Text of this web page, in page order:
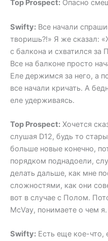
Top Prospect: Опасно
Swifty: Все начали
творишь?!» Я же сказал:
с балкона и схватился
Все на балконе просто
Еле держимся за него, а
все начали кричать. А
еле удерживаясь.
Top Prospect: Хочется
слушая D12, будь то
больше новые конечно,
порядком поднадоели,
делать дальше, как мне
сложностями, как они
вот в случае с Полом.
McVay, понимаете о чем
Swifty: Есть еще кое-что,